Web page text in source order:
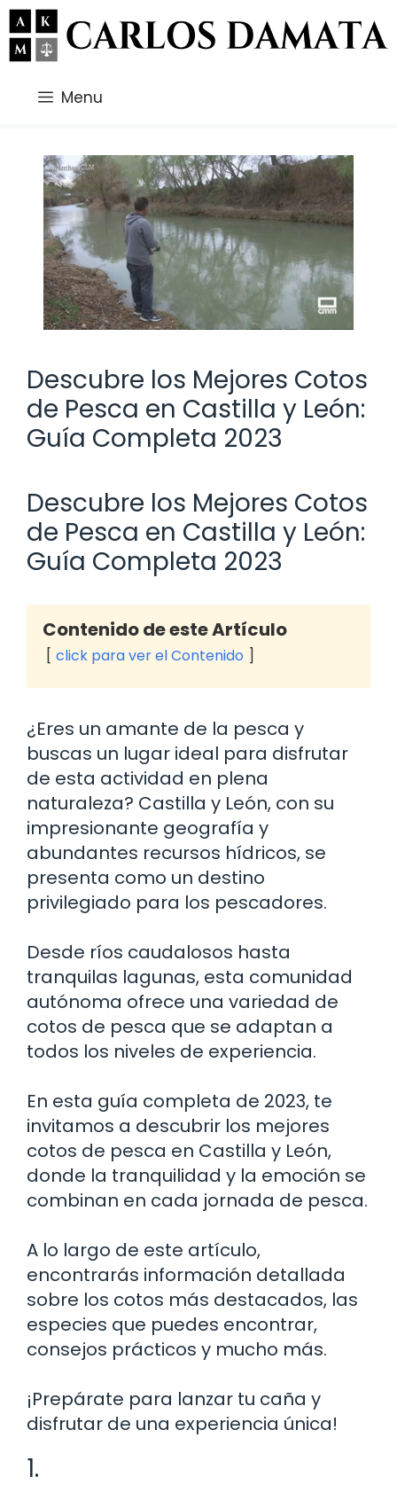
Saltar
al
contenido
Menu
Descubre los Mejores Cotos
de Pesca en Castilla y León:
Guía Completa 2023
Descubre los Mejores Cotos
de Pesca en Castilla y León:
Guía Completa 2023
Contenido de este Artículo
click para ver el Contenido
¿Eres un amante de la pesca y
buscas un lugar ideal para disfrutar
de esta actividad en plena
naturaleza? Castilla y León, con su
impresionante geografía y
abundantes recursos hídricos, se
presenta como un destino
privilegiado para los pescadores.
Desde ríos caudalosos hasta
tranquilas lagunas, esta comunidad
autónoma ofrece una variedad de
cotos de pesca que se adaptan a
todos los niveles de experiencia.
En esta guía completa de 2023, te
invitamos a descubrir los mejores
cotos de pesca en Castilla y León,
donde la tranquilidad y la emoción se
combinan en cada jornada de pesca.
A lo largo de este artículo,
encontrarás información detallada
sobre los cotos más destacados, las
especies que puedes encontrar,
consejos prácticos y mucho más.
¡Prepárate para lanzar tu caña y
disfrutar de una experiencia única!
1.